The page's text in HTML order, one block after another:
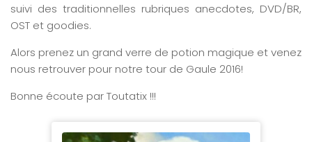
suivi des traditionnelles rubriques anecdotes, DVD/BR,
OST et goodies.
Alors prenez un grand verre de potion magique et venez
nous retrouver pour notre tour de Gaule 2016!
Bonne écoute par Toutatix !!!